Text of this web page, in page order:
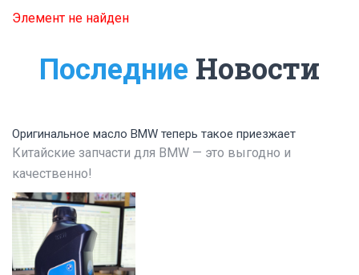
Элемент не найден
Последние Новости
Оригинальное масло BMW теперь такое приезжает
Китайские запчасти для BMW — это выгодно и
качественно!